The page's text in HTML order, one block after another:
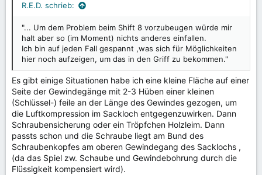
R.E.D. schrieb:
"... Um dem Problem beim Shift 8 vorzubeugen würde mir
halt aber so (im Moment) nichts anderes einfallen.
Ich bin auf jeden Fall gespannt ,was sich für Möglichkeiten
hier noch aufzeigen, um das in den Griff zu bekommen."
Es gibt einige Situationen habe ich eine kleine Fläche auf einer
Seite der Gewindegänge mit 2-3 Hüben einer kleinen
(Schlüssel-) feile an der Länge des Gewindes gezogen, um
die Luftkompression im Sackloch entgegenzuwirken. Dann
Schraubensicherung oder ein Tröpfchen Holzleim. Dann
passts schon und die Schraube liegt am Bund des
Schraubenkopfes am oberen Gewindegang des Sacklochs ,
(da das Spiel zw. Schaube und Gewindebohrung durch die
Flüssigkeit kompensiert wird).